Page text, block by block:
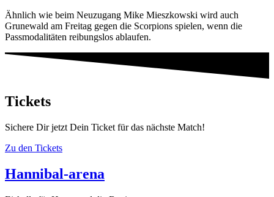
Ähnlich wie beim Neuzugang Mike Mieszkowski wird auch
Grunewald am Freitag gegen die Scorpions spielen, wenn die
Passmodalitäten reibungslos ablaufen.
Tickets
Sichere Dir jetzt Dein Ticket für das nächste Match!
Zu den Tickets
Hannibal-arena